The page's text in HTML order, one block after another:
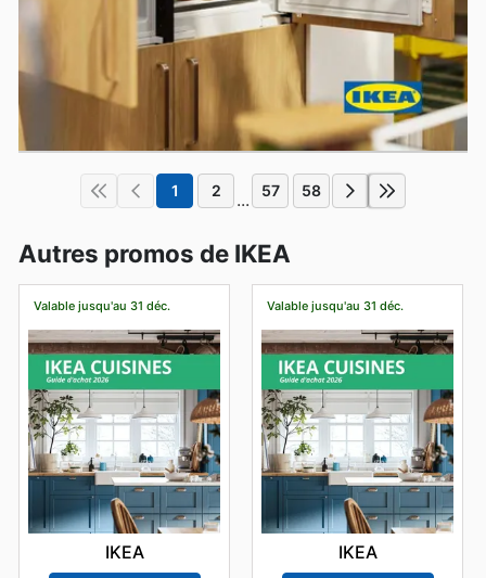
1 2 ... 57 58
Autres promos de IKEA
Valable jusqu'au 31 déc.
IKEA
Valable jusqu'au 31 déc.
IKEA